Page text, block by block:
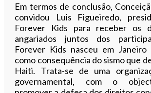
Em termos de conclusão,
convidou Luis Figueiredo,
Forever Kids para receber os
angariados juntos dos
Forever Kids nasceu em
como consequência do sismo que
Haiti. Trata-se de uma
governamental, com o